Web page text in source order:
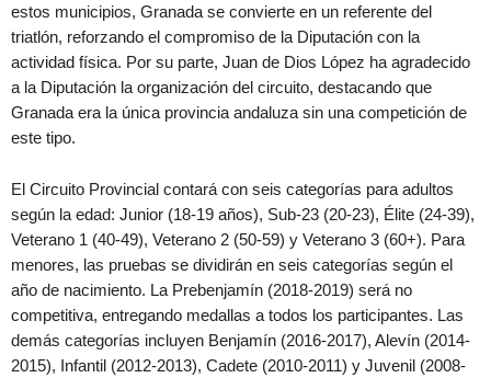
estos municipios, Granada se convierte en un referente del
triatlón, reforzando el compromiso de la Diputación con la
actividad física. Por su parte, Juan de Dios López ha agradecido
a la Diputación la organización del circuito, destacando que
Granada era la única provincia andaluza sin una competición de
este tipo.
El Circuito Provincial contará con seis categorías para adultos
según la edad: Junior (18-19 años), Sub-23 (20-23), Élite (24-39),
Veterano 1 (40-49), Veterano 2 (50-59) y Veterano 3 (60+). Para
menores, las pruebas se dividirán en seis categorías según el
año de nacimiento. La Prebenjamín (2018-2019) será no
competitiva, entregando medallas a todos los participantes. Las
demás categorías incluyen Benjamín (2016-2017), Alevín (2014-
2015), Infantil (2012-2013), Cadete (2010-2011) y Juvenil (2008-